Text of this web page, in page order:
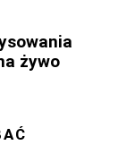
żywo